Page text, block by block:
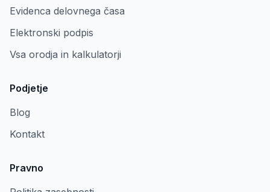
Evidenca delovnega časa
Elektronski podpis
Vsa orodja in kalkulatorji
Podjetje
Blog
Kontakt
Pravno